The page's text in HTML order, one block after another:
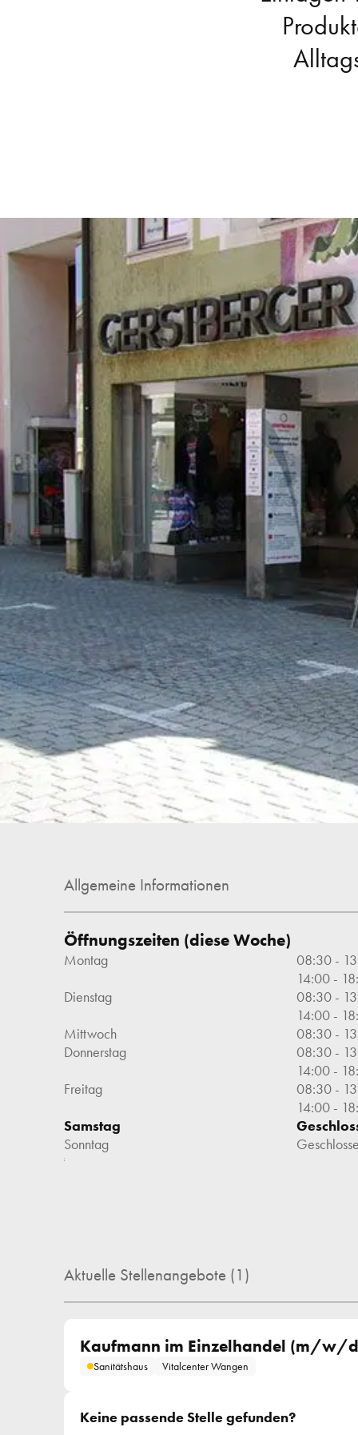
Allgemeine Informationen
Öffnungszeiten (diese Woche)
Montag 08:30 -
14:00 -
Dienstag
08:30 -
14:00 -
Mittwoch
08:30 -
Donnerstag
08:30 -
14:00 -
Freitag
08:30 -
14:00 -
Samstag
Sonntag
;
Aktuelle Stellenangebote (1)
Kaufmann im Einzelhandel (m/w/
Sanitätshaus Vitalcenter Wangen
Keine passende Stelle gefunden?